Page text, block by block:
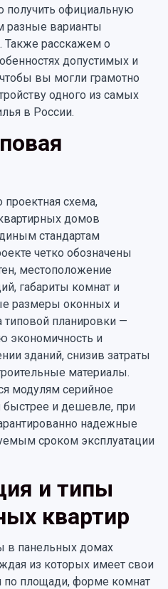
получить официальную
разные варианты
Также расскажем о
допустимых и
вы могли грамотно
одного из самых
в России.
проектная схема,
домов
стандартам
четко обозначены
местоположение
габариты комнат и
размеры оконных и
планировки —
экономичность и
зданий, снизив затраты
материалы.
модулям серийное
быстрее и дешевле, при
надежные
сроком эксплуатации
и типы
квартир
в панельных домах
из которых имеет свои
по площади, форме комнат